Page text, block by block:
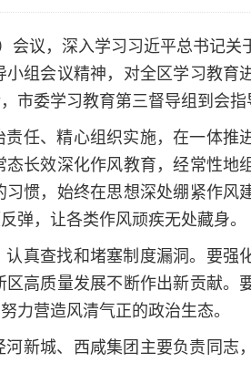
议，深入学习习近平总书记
组会议精神，对全区学习教育
委学习教育第三督导组到会指
任、精心组织实施，在一体推
长效深化作风教育，经常性地
惯，始终在思想深处绷紧作风
，让各类作风顽疾无处藏身。
真查找和堵塞制度漏洞。要强
高质量发展不断作出新贡献。
力营造风清气正的政治生态。
新城、西咸集团主要负责同志